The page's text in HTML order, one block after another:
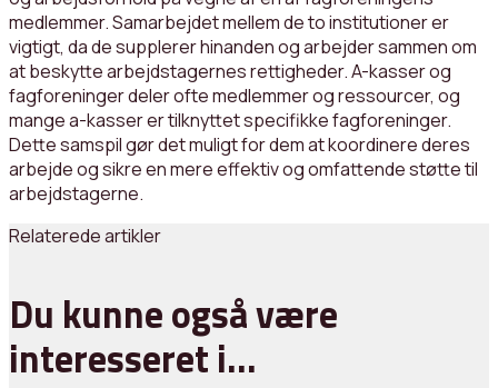
medlemmer. Samarbejdet mellem de to institutioner er
vigtigt, da de supplerer hinanden og arbejder sammen om
at beskytte arbejdstagernes rettigheder. A-kasser og
fagforeninger deler ofte medlemmer og ressourcer, og
mange a-kasser er tilknyttet specifikke fagforeninger.
Dette samspil gør det muligt for dem at koordinere deres
arbejde og sikre en mere effektiv og omfattende støtte til
arbejdstagerne.
Relaterede artikler
Du kunne også være
interesseret i…